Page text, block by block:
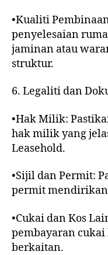
•Kualiti
penyelesaian
jaminan atau
struktur.
6. Legaliti dan
•Hak Milik:
hak milik yang
Leasehold.
•Sijil dan Permit:
permit mendirikan
•Cukai dan Kos
pembayaran
berkaitan.